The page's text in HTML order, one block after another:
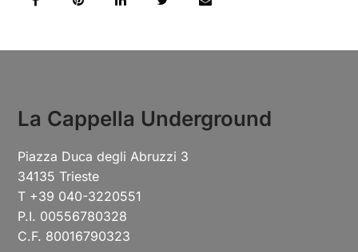
La Cappella Underground
Piazza Duca degli Abruzzi 3
34135 Trieste
T +39 040-3220551
P.I. 00556780328
C.F. 80016790323